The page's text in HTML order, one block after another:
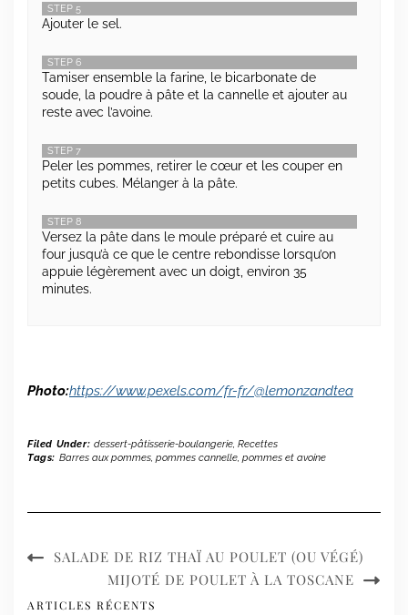
STEP 5
Ajouter le sel.
STEP 6
Tamiser ensemble la farine, le bicarbonate de
soude, la poudre à pâte et la cannelle et ajouter au
reste avec l’avoine.
STEP 7
Peler les pommes, retirer le cœur et les couper en
petits cubes. Mélanger à la pâte.
STEP 8
Versez la pâte dans le moule préparé et cuire au
four jusqu’à ce que le centre rebondisse lorsqu’on
appuie légèrement avec un doigt, environ 35
minutes.
Photo:https://www.pexels.com/fr-fr/@lemonzandtea
Filed Under: dessert-pâtisserie-boulangerie, Recettes
Tags: Barres aux pommes, pommes cannelle, pommes et avoine
SALADE DE RIZ THAÏ AU POULET (OU VÉGÉ)
MIJOTÉ DE POULET À LA TOSCANE
ARTICLES RÉCENTS